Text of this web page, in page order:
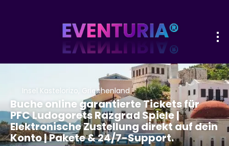
Insel Kastelorizo, Griechenland
Buche online garantierte Tickets für
PFC Ludogorets Razgrad Spiele |
Elektronische Zustellung direkt auf dein
Konto | Pakete & 24/7-Support.